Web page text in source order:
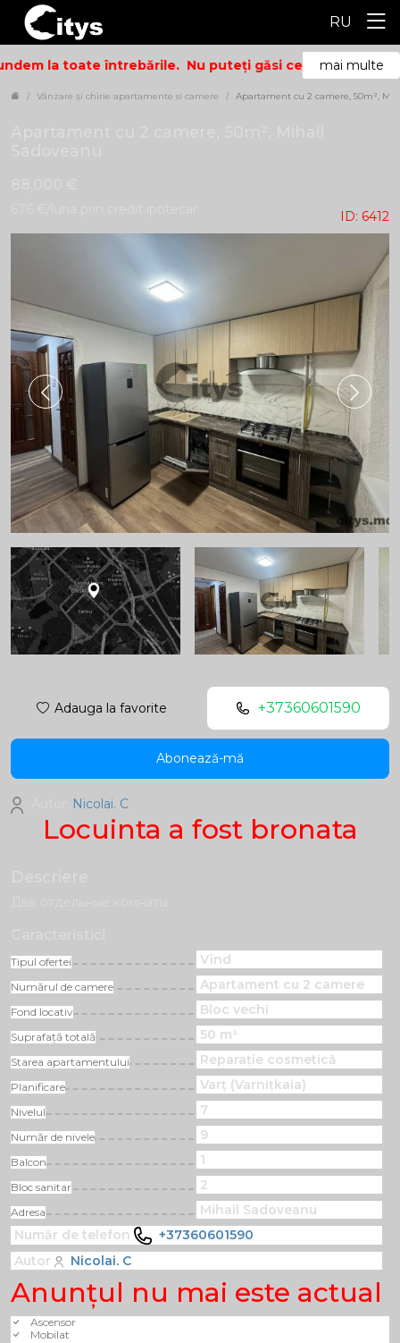
RU
la toate întrebările. Nu puteți găsi ceea ce căutați?
mai multe
Vânzare și chirie apartamente si camere Apartament cu 2 camere, 50m²,
Locuinta a fost bronata
Tipul ofertei Vînd
Numărul de camere Apartament cu 2 camere
Fond locativ Bloc vechi
Suprafață totală 50 m²
Starea apartamentului Reparație cosmetică
Planificare Varț (Varnițkaia)
Nivelul 7
Număr de nivele 9
Balcon 1
Bloc sanitar 2
Adresa
Mihail Sadoveanu
Număr de telefon
+37360601590
Autor
Nicolai. C
Anunţul nu mai este actual
Ascensor
Mobilat
ID: 6412
Adauga la favorite +37360601590
Abonează-mă
Nicolai. C